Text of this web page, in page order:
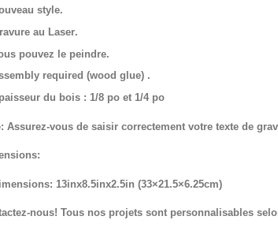
style.
au Laser.
pouvez le peindre.
required (wood glue) .
du bois : 1/8 po et 1/4 po
Assurez-vous de saisir correctement votre texte de
13inx8.5inx2.5in (33×21.5×6.25cm)
nous! Tous nos projets sont personnalisables